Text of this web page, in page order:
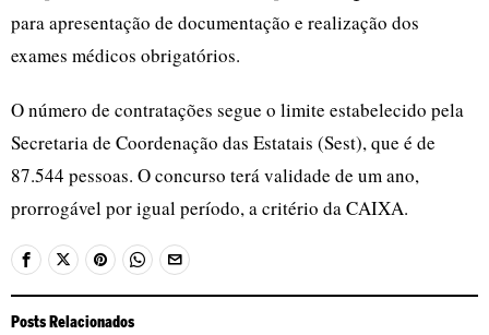
para apresentação de documentação e realização dos
exames médicos obrigatórios.
O número de contratações segue o limite estabelecido pela
Secretaria de Coordenação das Estatais (Sest), que é de
87.544 pessoas. O concurso terá validade de um ano,
prorrogável por igual período, a critério da CAIXA.
Posts Relacionados